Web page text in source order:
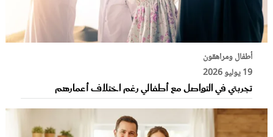
أطفال ومراهقون
19 يوليو 2026
تجربتي في التواصل مع أطفالي رغم اختلاف أعمارهم